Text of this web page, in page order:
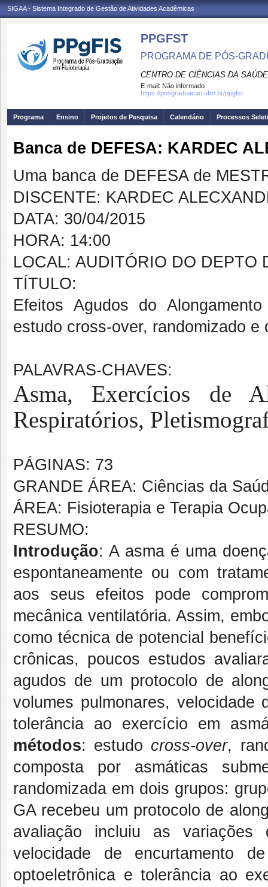
SIGAA - Sistema Integrado de Gestão de Atividades Acadêmicas
PPGFST
PROGRAMA DE PÓS-
CENTRO DE CIÊNCIAS DA SAÚDE
E-mail: Não informado
https://posgraduacao.ufrn.br/ppgfst
Programa Ensino Projetos de Pesquisa Calendário Processos
Banca de DEFESA: KARDEC
Uma banca de DEFESA de
DISCENTE: KARDEC
DATA: 30/04/2015
HORA: 14:00
LOCAL: AUDITÓRIO DO DEPTO
TÍTULO:
Efeitos Agudos do
estudo cross-over, randomizado e
PALAVRAS-CHAVES:
Asma, Exercícios de
Respiratórios,
PÁGINAS: 73
GRANDE ÁREA: Ciências da
ÁREA: Fisioterapia e Terapia
RESUMO:
Introdução: A asma é uma
espontaneamente ou com
aos seus efeitos pode
mecânica ventilatória. Assim,
como técnica de potencial
crônicas, poucos estudos
agudos de um protocolo de
volumes pulmonares, velocidade
tolerância ao exercício em
métodos: estudo cross-over,
composta por asmáticas
randomizada em dois grupos:
GA recebeu um protocolo de
avaliação incluiu as variações
velocidade de encurtamento
optoeletrônica e tolerância ao